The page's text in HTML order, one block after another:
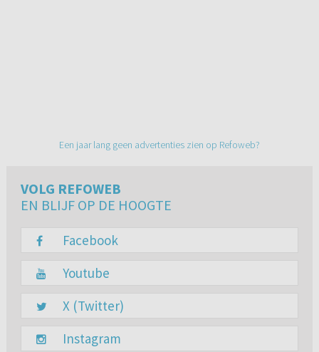
Een jaar lang geen advertenties zien op Refoweb?
VOLG REFOWEB
EN BLIJF OP DE HOOGTE
Facebook
Youtube
X (Twitter)
Instagram